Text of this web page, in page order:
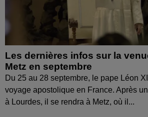
Les dernières infos sur la
Metz en septembre
Du 25 au 28 septembre, le pape Léon
voyage apostolique en France. Après
à Lourdes, il se rendra à Metz, où il...